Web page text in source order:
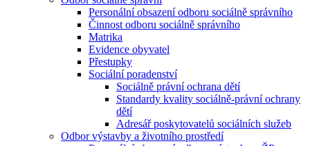
Personální obsazení odboru sociálně správního
Činnost odboru sociálně správního
Matrika
Evidence obyvatel
Přestupky
Sociální poradenství
Sociálně právní ochrana dětí
Standardy kvality sociálně-právní ochrany
dětí
Adresář poskytovatelů sociálních služeb
Odbor výstavby a životního prostředí